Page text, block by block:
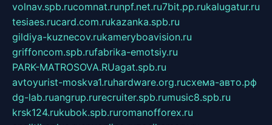
volnav.spb.rucomnat.runpf.net.ru7bit.pp.rukalugatur.ru
tesiaes.rucard.com.rukazanka.spb.ru
gildiya-kuznecov.rukameryboavision.ru
griffoncom.spb.rufabrika-emotsiy.ru
PARK-MATROSOVA.RUagat.spb.ru
avtoyurist-moskva1.ruhardware.org.ruсхема-авто.рф
dg-lab.ruangrup.rurecruiter.spb.rumusic8.spb.ru
krsk124.rukubok.spb.ruromanofforex.ru